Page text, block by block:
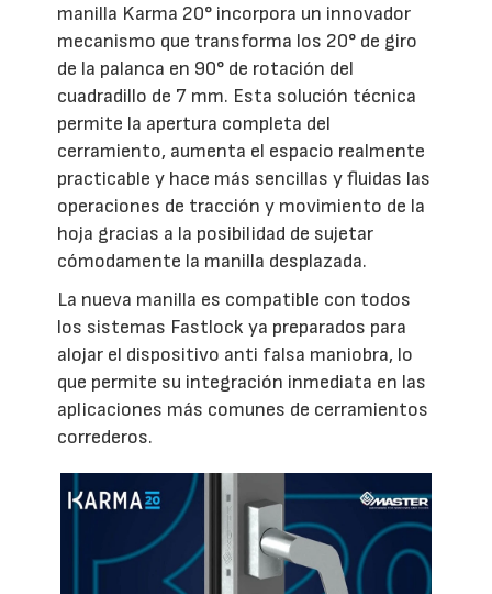
manilla Karma 20° incorpora un innovador
mecanismo que transforma los 20° de giro
de la palanca en 90° de rotación del
cuadradillo de 7 mm. Esta solución técnica
permite la apertura completa del
cerramiento, aumenta el espacio realmente
practicable y hace más sencillas y fluidas las
operaciones de tracción y movimiento de la
hoja gracias a la posibilidad de sujetar
cómodamente la manilla desplazada.
La nueva manilla es compatible con todos
los sistemas Fastlock ya preparados para
alojar el dispositivo anti falsa maniobra, lo
que permite su integración inmediata en las
aplicaciones más comunes de cerramientos
correderos.